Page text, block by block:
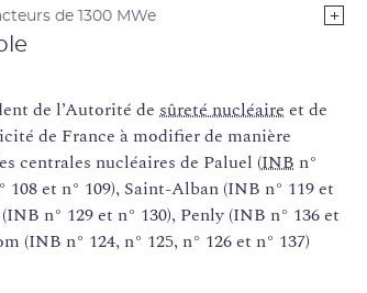
de 1300 MWe
de l’Autorité de sûreté nucléaire et de
de France à modifier de manière
centrales nucléaires de Paluel (INB n°
108 et n° 109), Saint-Alban (INB n° 119 et
n° 129 et n° 130), Penly (INB n° 136 et
(INB n° 124, n° 125, n° 126 et n° 137)